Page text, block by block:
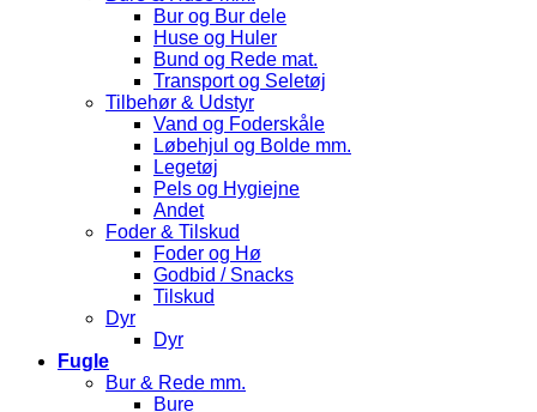
Bur og Bur dele
Huse og Huler
Bund og Rede mat.
Transport og Seletøj
Tilbehør & Udstyr
Vand og Foderskåle
Løbehjul og Bolde mm.
Legetøj
Pels og Hygiejne
Andet
Foder & Tilskud
Foder og Hø
Godbid / Snacks
Tilskud
Dyr
Dyr
Fugle
Bur & Rede mm.
Bure